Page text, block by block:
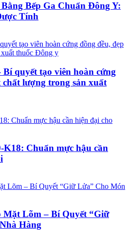
Bếp Ga Chuẩn Đông Y:
Tính
quyết tạo viên hoàn cứng
chất lượng trong sản xuất
K18: Chuẩn mực hậu cần
Mặt Lõm – Bí Quyết “Giữ
Hàng